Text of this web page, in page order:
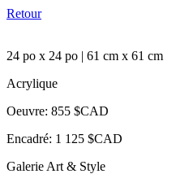
Retour
24 po x 24 po | 61 cm x 61 cm
Acrylique
Oeuvre: 855 $CAD
Encadré: 1 125 $CAD
Galerie Art & Style